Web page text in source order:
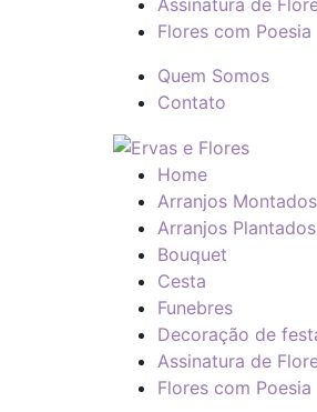
Flores com Poesia
Quem Somos
Contato
Home
Arranjos Montados
Arranjos Plantados
Bouquet
Cesta
Funebres
Decoração de
Assinatura de
Flores com Poesia